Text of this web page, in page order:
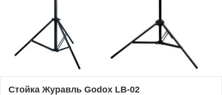
Стойка Журавль Godox LB-02